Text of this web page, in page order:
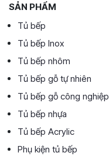
SẢN PHẨM
Tủ bếp
Tủ bếp Inox
Tủ bếp nhôm
Tủ bếp gỗ tự nhiên
Tủ bếp gỗ công nghiệp
Tủ bếp nhựa
Tủ bếp Acrylic
Phụ kiện tủ bếp